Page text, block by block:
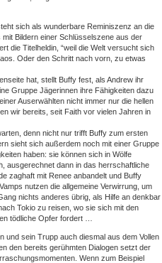
sich als wunderbare Reminiszenz an die
Bildern einer Schlüsselszene aus der
die Titelheldin, “weil die Welt versucht sich
Oder den Schritt nach vorn, zu etwas
hat, stellt Buffy fest, als Andrew ihr
Gruppe Jägerinnen ihre Fähigkeiten dazu
Auserwählten nicht immer nur die hellen
wir bereits, seit Faith vor vielen Jahren in
denn nicht nur trifft Buffy zum ersten
sieht sich außerdem noch mit einer Gruppe
haben: sie können sich in Wölfe
ausgerechnet dann in das herrschaftliche
zaghaft mit Renee anbandelt und Buffy
nutzen die allgemeine Verwirrung, um
nichts anderes übrig, als Hilfe an denkbar
Tokio zu reisen, wo sie sich mit den
tödliche Opfer fordert …
und sein Trupp auch diesmal aus dem Vollen
den bereits gerühmten Dialogen setzt der
Wenn zum Beispiel